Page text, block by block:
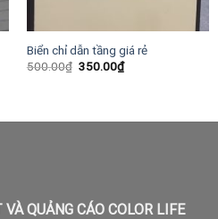
Biển chỉ dẫn tầng giá rẻ
500.00₫ Giá
350.00₫Giá
hiện
QUẢNG CÁO COLOR LIFE